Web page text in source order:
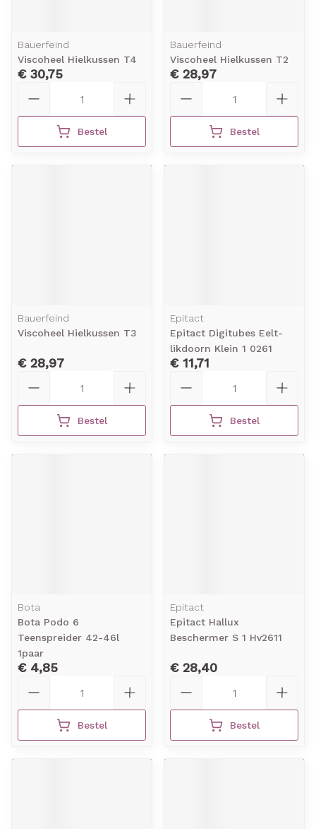
Bauerfeind
Viscoheel Hielkussen T4
€ 30,75
Bestel
Bauerfeind
Viscoheel Hielkussen T2
€ 28,97
Bestel
Bauerfeind
Viscoheel Hielkussen T3
€ 28,97
Bestel
Epitact
Epitact Digitubes Eelt-
likdoorn Klein 1 0261
€ 11,71
Bestel
Bota
Bota Podo 6
Teenspreider 42-46l
1paar
€ 4,85
Bestel
Epitact
Epitact Hallux
Beschermer S 1 Hv2611
€ 28,40
Bestel